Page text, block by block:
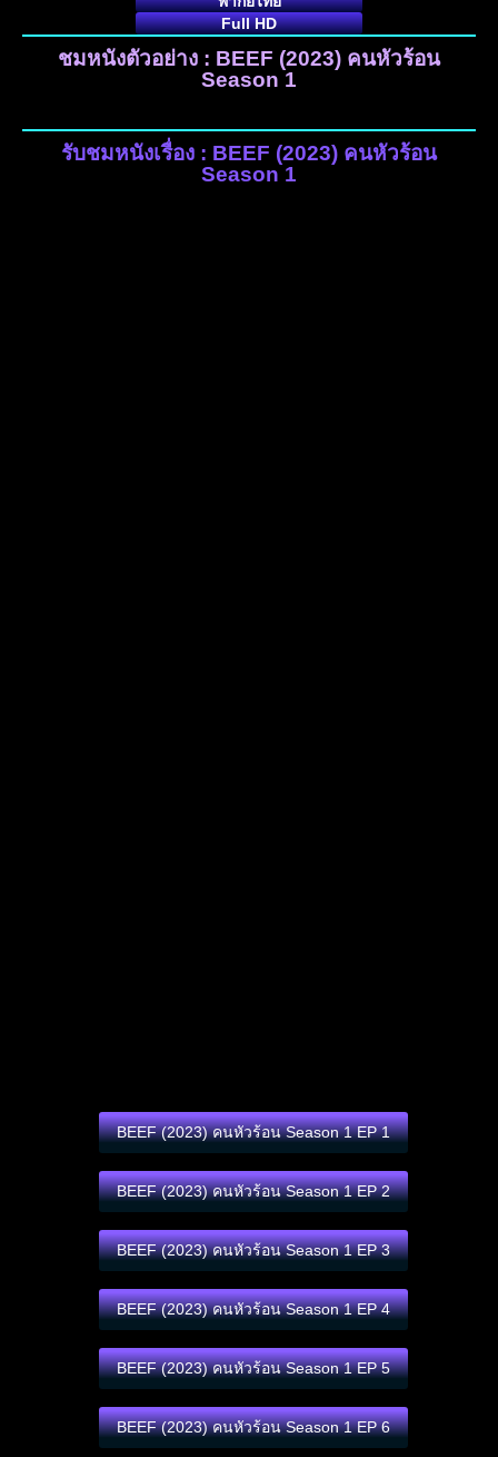
Full HD
ชมหนังตัวอย่าง : BEEF (2023) คนหัวร้อน
Season 1
รับชมหนังเรื่อง : BEEF (2023) คนหัวร้อน
Season 1
BEEF (2023) คนหัวร้อน Season 1 EP 1
BEEF (2023) คนหัวร้อน Season 1 EP 2
BEEF (2023) คนหัวร้อน Season 1 EP 3
BEEF (2023) คนหัวร้อน Season 1 EP 4
BEEF (2023) คนหัวร้อน Season 1 EP 5
BEEF (2023) คนหัวร้อน Season 1 EP 6